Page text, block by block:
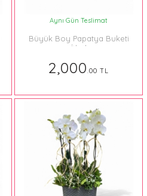
Aynı Gün Teslimat
Büyük Boy Papatya Buketi
İthal
2,000.00 TL